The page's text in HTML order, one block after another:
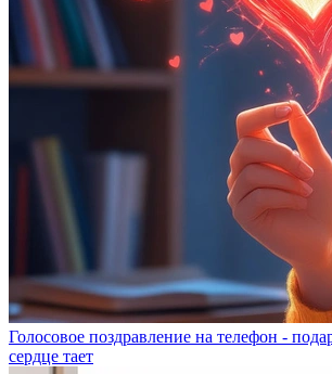
Голосовое поздравление на телефон -
сердце тает